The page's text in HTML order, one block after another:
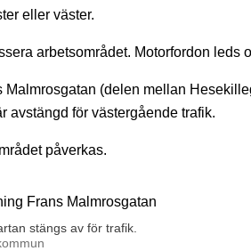
eller väster.
arbetsområdet. Motorfordon leds
Malmrosgatan (delen mellan
avstängd för västergående trafik.
påverkas.
stängs av för trafik.